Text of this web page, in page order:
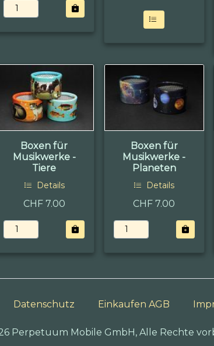
Boxen für
Musikwerke -
Tiere
Details
CHF 7.00
Boxen für
Musikwerke -
Planeten
Details
CHF 7.00
Datenschutz Einkaufen AGB
Perpetuum Mobile GmbH, Alle Rechte